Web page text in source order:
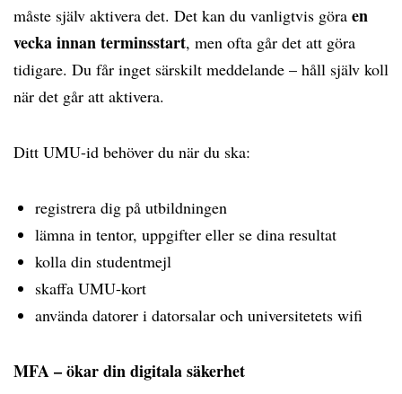
måste själv aktivera det. Det kan du vanligtvis göra en
vecka innan terminsstart, men ofta går det att göra
tidigare. Du får inget särskilt meddelande – håll själv koll
när det går att aktivera.
Ditt UMU-id behöver du när du ska:
registrera dig på utbildningen
lämna in tentor, uppgifter eller se dina resultat
kolla din studentmejl
skaffa UMU-kort
använda datorer i datorsalar och universitetets wifi
MFA – ökar din digitala säkerhet